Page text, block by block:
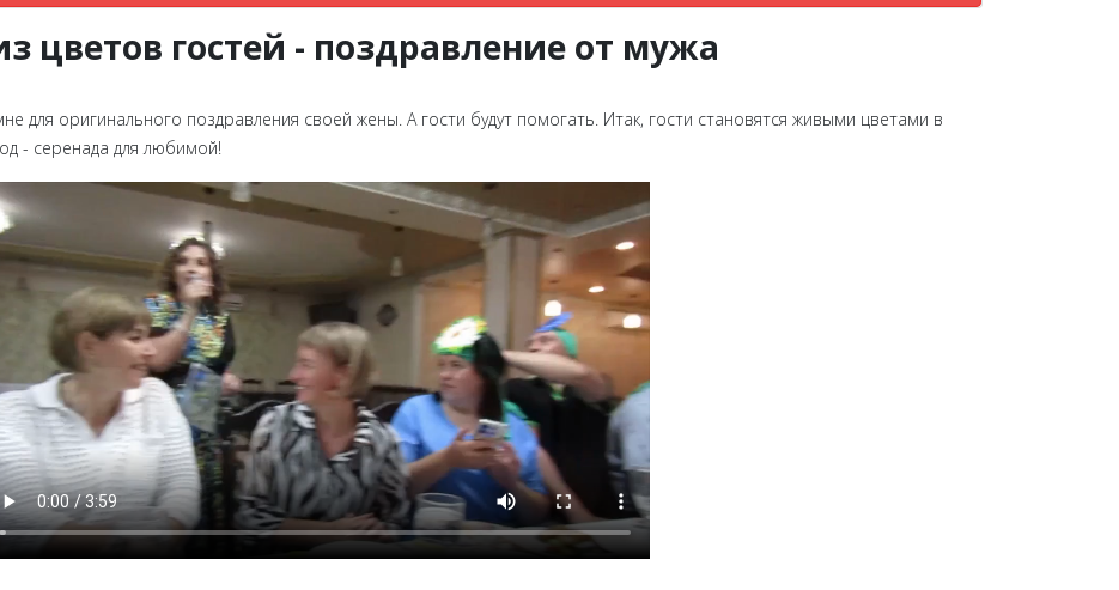
цветов гостей - поздравление от мужа
для оригинального поздравления своей жены. А гости будут помогать. Итак, гости становятся живыми цветами в
- серенада для любимой!